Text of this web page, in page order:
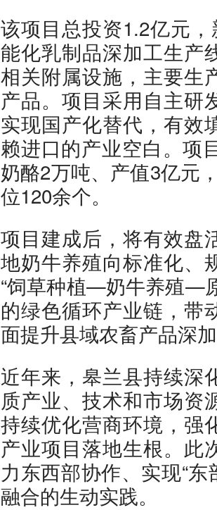
该项目总投资1.2亿元
能化乳制品深加工生产
相关附属设施，主要生
产品。项目采用自主研
实现国产化替代，有效
赖进口的产业空白。项
奶酪2万吨、产值3亿元
位120余个。
项目建成后，将有效盘
地奶牛养殖向标准化、
“饲草种植—奶牛养殖—
的绿色循环产业链，带
面提升县域农畜产品深
近年来，皋兰县持续深
质产业、技术和市场资
持续优化营商环境，强
产业项目落地生根。此
力东西部协作、实现“
融合的生动实践。